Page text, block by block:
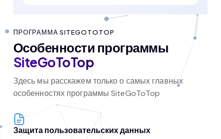
ПРОГРАММА SITEGOTOTOP
Особенности программы
SiteGoToTop
Здесь мы расскажем только о самых главных
особенностях программы SiteGoToTop
Защита пользовательских данных